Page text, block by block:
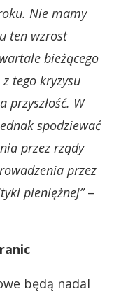
Nie mamy
ten wzrost
bieżącego
tego kryzysu
przyszłość. W
spodziewać
przez rządy
przez
pieniężnej”–
będą nadal